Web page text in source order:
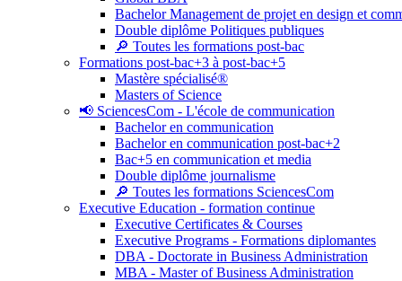
Bachelor Management de projet en design et
Double diplôme Politiques publiques
🔎 Toutes les formations post-bac
Formations post-bac+3 à post-bac+5
Mastère spécialisé®
Masters of Science
📢 SciencesCom - L'école de communication
Bachelor en communication
Bachelor en communication post-bac+2
Bac+5 en communication et media
Double diplôme journalisme
🔎 Toutes les formations SciencesCom
Executive Education - formation continue
Executive Certificates & Courses
Executive Programs - Formations diplomantes
DBA - Doctorate in Business Administration
MBA - Master of Business Administration